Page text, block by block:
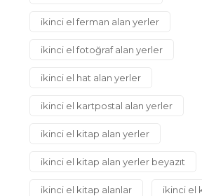
ikinci el ferman alan yerler
ikinci el fotoğraf alan yerler
ikinci el hat alan yerler
ikinci el kartpostal alan yerler
ikinci el kitap alan yerler
ikinci el kitap alan yerler beyazıt
ikinci el kitap alanlar ikinci el